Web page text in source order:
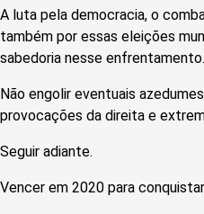
A luta pela democracia, o
também por essas eleições
sabedoria nesse enfrentamento.
Não engolir eventuais
provocações da direita e
Seguir adiante.
Vencer em 2020 para